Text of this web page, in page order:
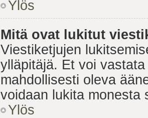
Ylös
Mitä ovat lukitut
Viestiketjujen
ylläpitäjä. Et voi
mahdollisesti oleva
voidaan lukita monesta
Ylös